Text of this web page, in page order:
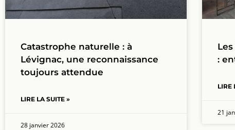
Catastrophe naturelle : à
Lévignac, une reconnaissance
toujours attendue
LIRE LA SUITE »
28 janvier 2026
:
LIRE
21